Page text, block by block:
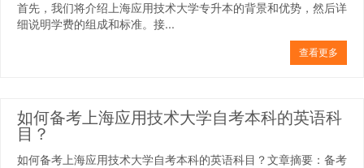
首先，我们将介绍上海应用技术大学专升本的背景和优势，然后详
细说明学费的组成和标准。接...
查看更多
如何备考上海应用技术大学自考本科的英语科
目？
如何备考上海应用技术大学自考本科的英语科目？文章摘要：备考